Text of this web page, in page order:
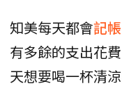
知美每天都會記帳
有多餘的支出花
天想要喝一杯清